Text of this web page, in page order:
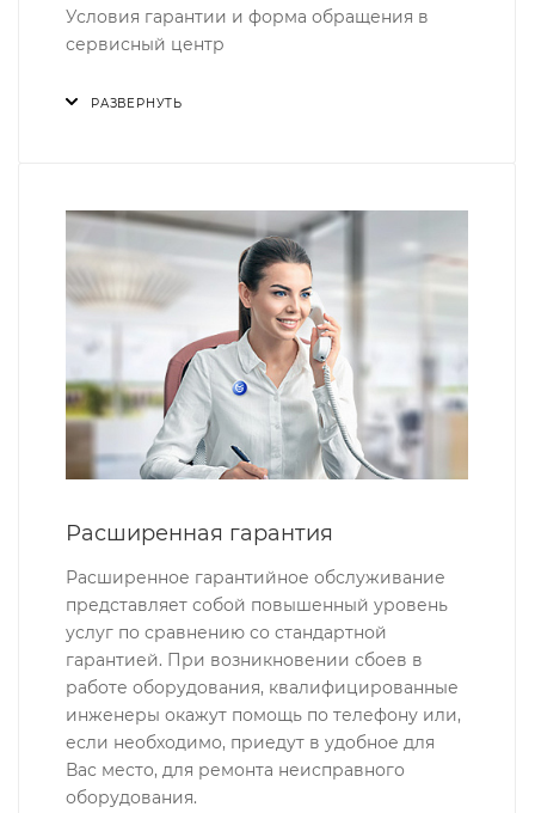
Условия гарантии и форма обращения в
сервисный центр
РАЗВЕРНУТЬ
Расширенная гарантия
Расширенное гарантийное обслуживание
представляет собой повышенный уровень
услуг по сравнению со стандартной
гарантией. При возникновении сбоев в
работе оборудования, квалифицированные
инженеры окажут помощь по телефону или,
если необходимо, приедут в удобное для
Вас место, для ремонта неисправного
оборудования.